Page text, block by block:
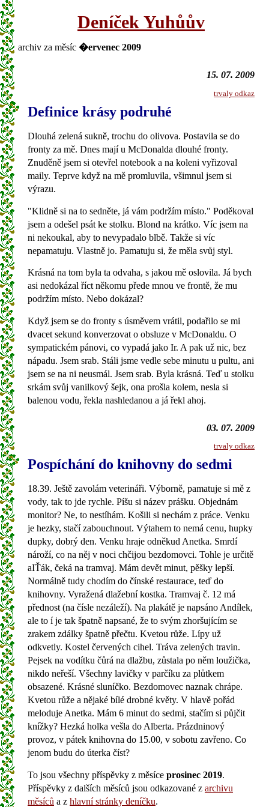
Deníček Yuhůův
archiv za měsíc �ervenec 2009
15. 07. 2009
trvaly odkaz
Definice krásy podruhé
Dlouhá zelená sukně, trochu do olivova. Postavila se do
fronty za mě. Dnes mají u McDonalda dlouhé fronty.
Znuděně jsem si otevřel notebook a na koleni vyřizoval
maily. Teprve když na mě promluvila, všimnul jsem si
výrazu.
"Klidně si na to sedněte, já vám podržím místo." Poděkoval
jsem a odešel psát ke stolku. Blond na krátko. Víc jsem na
ni nekoukal, aby to nevypadalo blbě. Takže si víc
nepamatuju. Vlastně jo. Pamatuju si, že měla svůj styl.
Krásná na tom byla ta odvaha, s jakou mě oslovila. Já bych
asi nedokázal říct někomu přede mnou ve frontě, že mu
podržím místo. Nebo dokázal?
Když jsem se do fronty s úsměvem vrátil, podařilo se mi
dvacet sekund konverzovat o obsluze v McDonaldu. O
sympatickém pánovi, co vypadá jako Ir. A pak už nic, bez
nápadu. Jsem srab. Stáli jsme vedle sebe minutu u pultu, ani
jsem se na ni neusmál. Jsem srab. Byla krásná. Teď u stolku
srkám svůj vanilkový šejk, ona prošla kolem, nesla si
balenou vodu, řekla nashledanou a já řekl ahoj.
03. 07. 2009
trvaly odkaz
Pospíchání do knihovny do sedmi
18.39. Ještě zavolám veterináři. Výborně, pamatuje si mě z
vody, tak to jde rychle. Píšu si název prášku. Objednám
monitor? Ne, to nestíhám. Košili si nechám z práce. Venku
je hezky, stačí zabouchnout. Výtahem to nemá cenu, hupky
dupky, dobrý den. Venku hraje odněkud Anetka. Smrdí
nároží, co na něj v noci chčijou bezdomovci. Tohle je určitě
aIŤák, čeká na tramvaj. Mám devět minut, pěšky lepší.
Normálně tudy chodím do čínské restaurace, teď do
knihovny. Vyražená dlažební kostka. Tramvaj č. 12 má
přednost (na čísle nezáleží). Na plakátě je napsáno Andílek,
ale to í je tak špatně napsané, že to svým zhoršujícím se
zrakem zdálky špatně přečtu. Kvetou růže. Lípy už
odkvetly. Kostel červených cihel. Tráva zelených travin.
Pejsek na vodítku čůrá na dlažbu, zůstala po něm loužička,
nikdo neřeší. Všechny lavičky v parčíku za plůtkem
obsazené. Krásné sluníčko. Bezdomovec naznak chrápe.
Kvetou růže a nějaké bílé drobné květy. V hlavě pořád
meloduje Anetka. Mám 6 minut do sedmi, stačím si půjčit
knížky? Hezká holka vešla do Alberta. Prázdninový
provoz, v pátek knihovna do 15.00, v sobotu zavřeno. Co
jenom budu do úterka číst?
To jsou všechny příspěvky z měsíce prosinec 2019.
Příspěvky z dalších měsíců jsou odkazované z archivu
měsíců a z hlavní stránky deníčku.